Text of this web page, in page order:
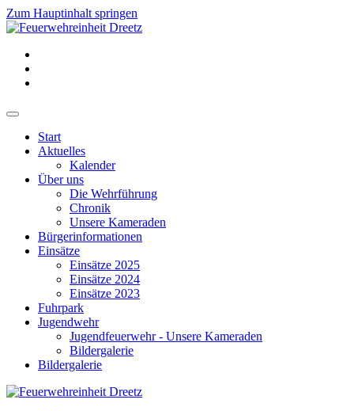
Zum Hauptinhalt springen
Start
Aktuelles
Kalender
Über uns
Die Wehrführung
Chronik
Unsere Kameraden
Bürgerinformationen
Einsätze
Einsätze 2025
Einsätze 2024
Einsätze 2023
Fuhrpark
Jugendwehr
Jugendfeuerwehr - Unsere Kameraden
Bildergalerie
Bildergalerie